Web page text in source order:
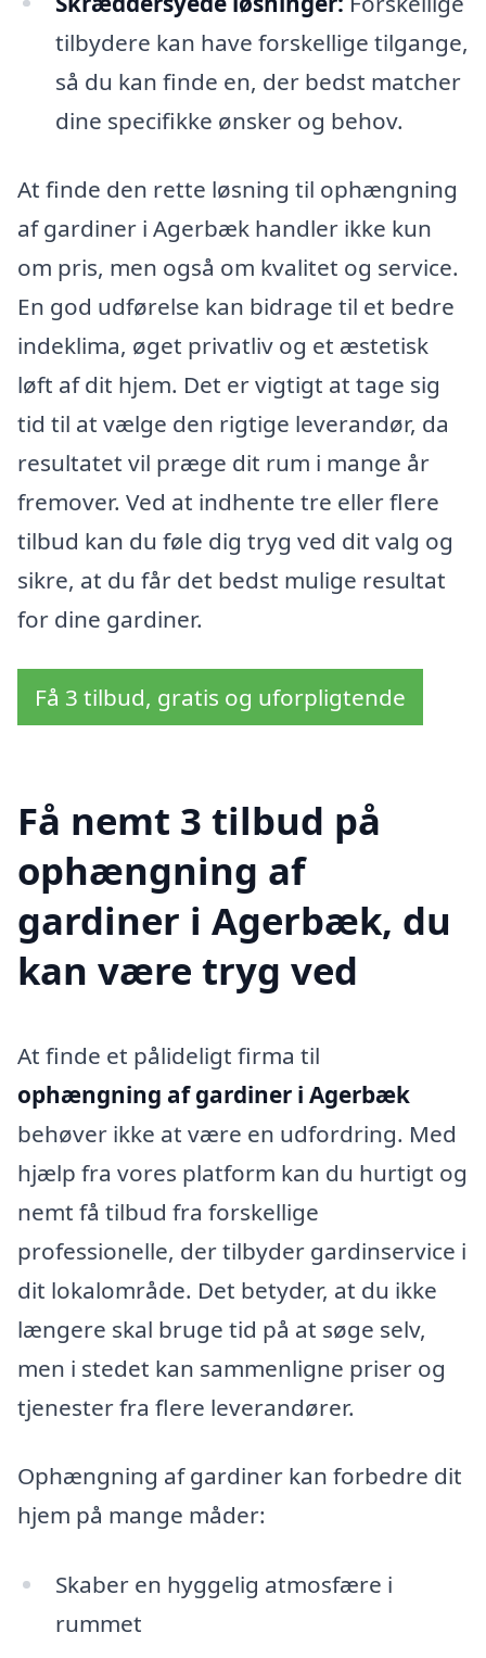
tilbydere kan have forskellige tilgange,
så du kan finde en, der bedst matcher
dine specifikke ønsker og behov.
At finde den rette løsning til ophængning
af gardiner i Agerbæk handler ikke kun
om pris, men også om kvalitet og service.
En god udførelse kan bidrage til et bedre
indeklima, øget privatliv og et æstetisk
løft af dit hjem. Det er vigtigt at tage sig
tid til at vælge den rigtige leverandør, da
resultatet vil præge dit rum i mange år
fremover. Ved at indhente tre eller flere
tilbud kan du føle dig tryg ved dit valg og
sikre, at du får det bedst mulige resultat
for dine gardiner.
Få 3 tilbud, gratis og uforpligtende
Få nemt 3 tilbud på
ophængning af
gardiner i Agerbæk, du
kan være tryg ved
At finde et pålideligt firma til
ophængning af gardiner i Agerbæk
behøver ikke at være en udfordring. Med
hjælp fra vores platform kan du hurtigt og
nemt få tilbud fra forskellige
professionelle, der tilbyder gardinservice i
dit lokalområde. Det betyder, at du ikke
længere skal bruge tid på at søge selv,
men i stedet kan sammenligne priser og
tjenester fra flere leverandører.
Ophængning af gardiner kan forbedre dit
hjem på mange måder:
Skaber en hyggelig atmosfære i
rummet